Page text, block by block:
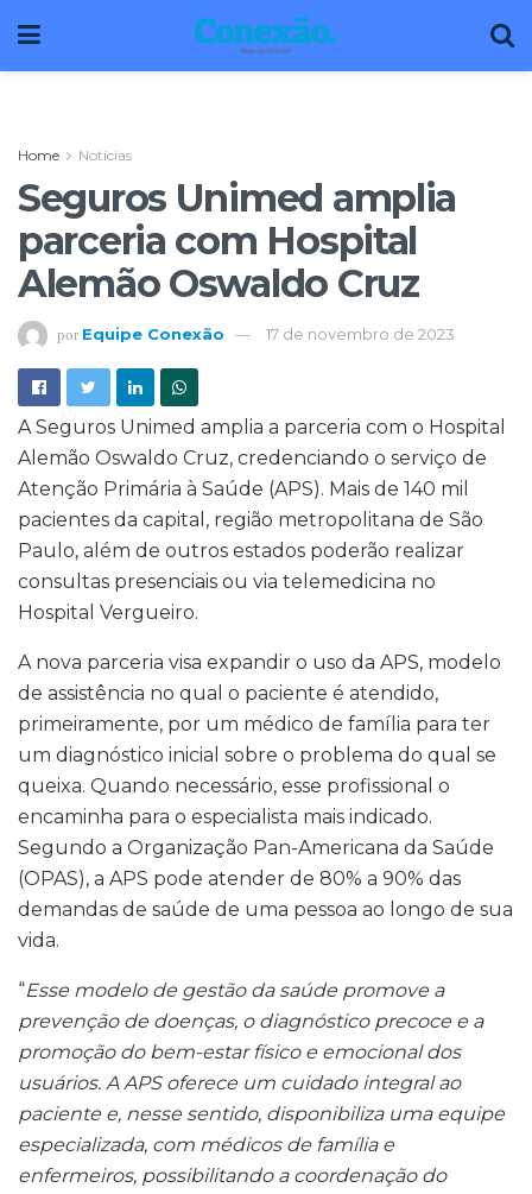
Home Notícias
Seguros Unimed amplia
parceria com Hospital
Alemão Oswaldo Cruz
por Equipe Conexão 17 de novembro de 2023
A Seguros Unimed amplia a parceria com o Hospital
Alemão Oswaldo Cruz, credenciando o serviço de
Atenção Primária à Saúde (APS). Mais de 140 mil
pacientes da capital, região metropolitana de São
Paulo, além de outros estados poderão realizar
consultas presenciais ou via telemedicina no
Hospital Vergueiro.
A nova parceria visa expandir o uso da APS, modelo
de assistência no qual o paciente é atendido,
primeiramente, por um médico de família para ter
um diagnóstico inicial sobre o problema do qual se
queixa. Quando necessário, esse profissional o
encaminha para o especialista mais indicado.
Segundo a Organização Pan-Americana da Saúde
(OPAS), a APS pode atender de 80% a 90% das
demandas de saúde de uma pessoa ao longo de sua
vida.
“Esse modelo de gestão da saúde promove a
prevenção de doenças, o diagnóstico precoce e a
promoção do bem-estar físico e emocional dos
usuários. A APS oferece um cuidado integral ao
paciente e, nesse sentido, disponibiliza uma equipe
especializada, com médicos de família e
enfermeiros, possibilitando a coordenação do